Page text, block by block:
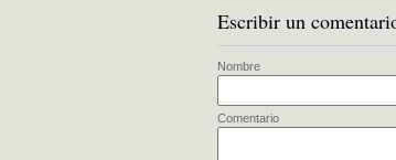
Escribir un
Nombre
Comentario